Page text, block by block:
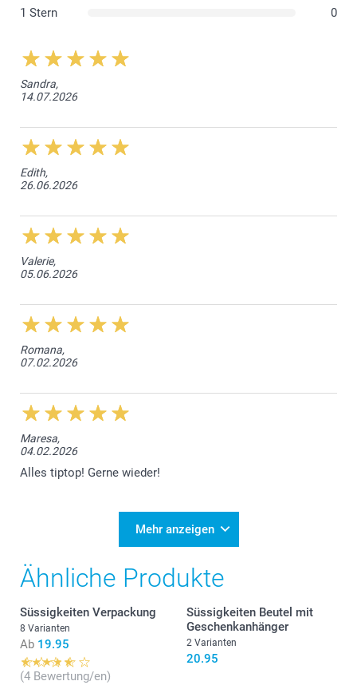
1 Stern
0
Sandra,
14.07.2026
Edith,
26.06.2026
Valerie,
05.06.2026
Romana,
07.02.2026
Maresa,
04.02.2026
Alles tiptop! Gerne wieder!
Mehr anzeigen
Ähnliche Produkte
Süssigkeiten Verpackung
8 Varianten
Ab 19.95
(4 Bewertung/en)
Süssigkeiten Beutel mit
Geschenkanhänger
2 Varianten
20.95